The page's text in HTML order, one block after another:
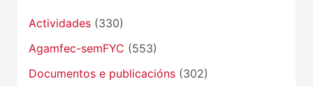
Actividades(330)
Agamfec-semFYC (553)
Documentos e publicacións(302)